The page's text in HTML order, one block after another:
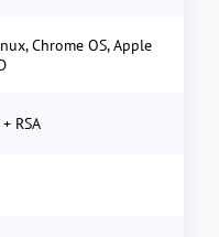
Chrome OS, Apple
RSA